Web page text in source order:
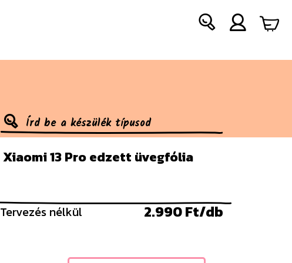
Xiaomi 13 Pro edzett üvegfólia
Tervezés nélkül 2.990 Ft/db